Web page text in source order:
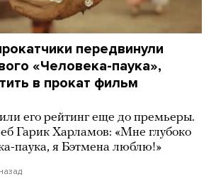
передвинули
«Человека-паука»,
в прокат фильм
его рейтинг еще до премьеры.
Гарик Харламов: «Мне глубоко
паука, я Бэтмена люблю!»